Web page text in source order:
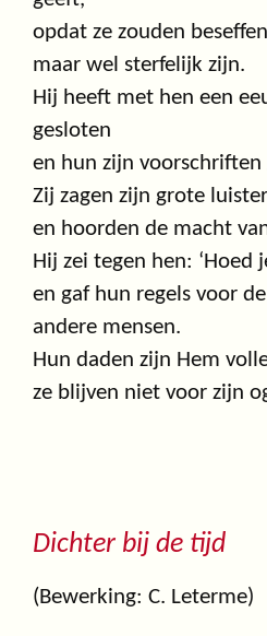
opdat ze zouden
maar wel sterfelijk zijn.
Hij heeft met hen een
gesloten
en hun zijn voorschriften
Zij zagen zijn grote luister
en hoorden de macht
Hij zei tegen hen: ‘Hoed
en gaf hun regels voor
andere mensen.
Hun daden zijn Hem
ze blijven niet voor zijn
Dichter bij de tijd
(Bewerking: C. Leterme)